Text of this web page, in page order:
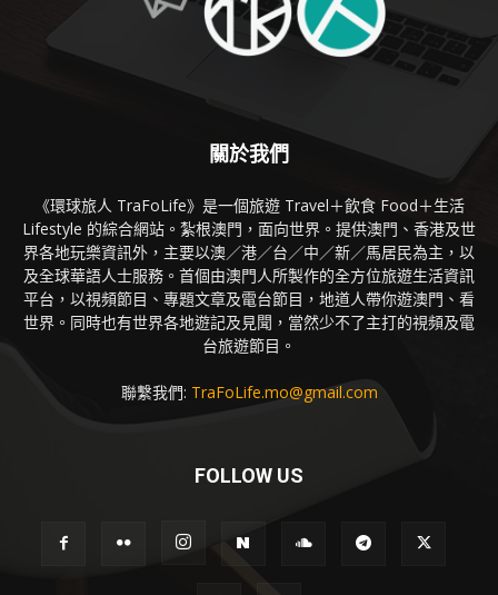
關於我們
《環球旅人 TraFoLife》是一個旅遊 Travel＋飲食 Food＋生活
Lifestyle 的綜合網站。紮根澳門，面向世界。提供澳門、香港及世
界各地玩樂資訊外，主要以澳／港／台／中／新／馬居民為主，以
及全球華語人士服務。首個由澳門人所製作的全方位旅遊生活資訊
平台，以視頻節目、專題文章及電台節目，地道人帶你遊澳門、看
世界。同時也有世界各地遊記及見聞，當然少不了主打的視頻及電
台旅遊節目。
聯繫我們: TraFoLife.mo@gmail.com
FOLLOW US